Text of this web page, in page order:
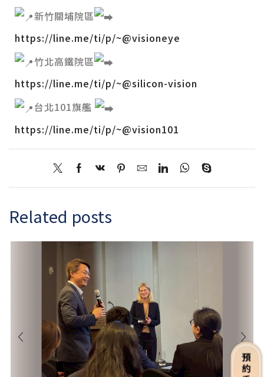
新竹關埔院區
https://line.me/ti/p/~@visioneye
竹北高鐵院區
https://line.me/ti/p/~@silicon-vision
台北101旗艦
https://line.me/ti/p/~@vision101
Related posts